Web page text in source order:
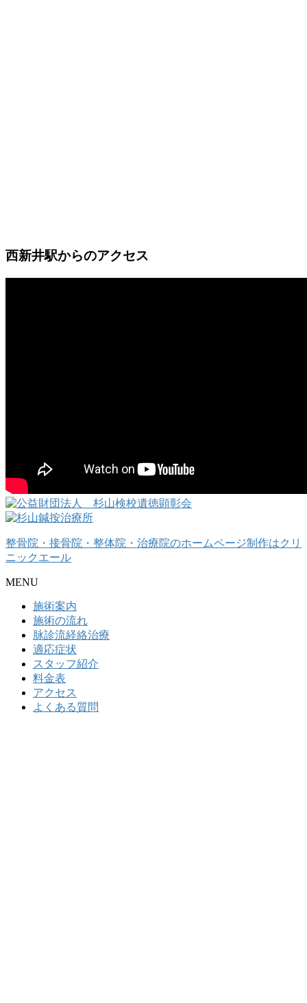
西新井駅からのアクセス
整骨院・接骨院・整体院・治療院のホームページ制作はクリ
ニックエール
MENU
施術案内
施術の流れ
脉診流経絡治療
適応症状
スタッフ紹介
料金表
アクセス
よくある質問